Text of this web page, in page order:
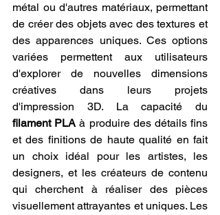
métal ou d'autres matériaux, permettant
de créer des objets avec des textures et
des apparences uniques. Ces options
variées permettent aux utilisateurs
d'explorer de nouvelles dimensions
créatives dans leurs projets
filament PLA à produire des détails fins
et des finitions de haute qualité en fait
un choix idéal pour les artistes, les
designers, et les créateurs de contenu
qui cherchent à réaliser des pièces
visuellement attrayantes et uniques. Les